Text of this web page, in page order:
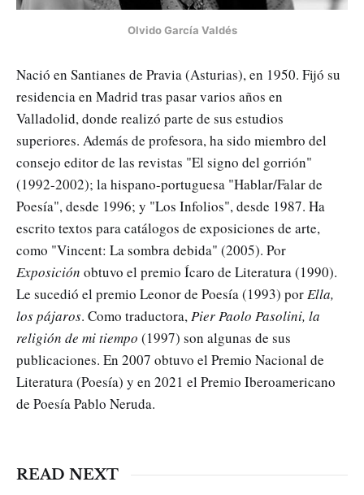
Olvido García Valdés
Nació en Santianes de Pravia (Asturias), en 1950. Fijó su
residencia en Madrid tras pasar varios años en
Valladolid, donde realizó parte de sus estudios
superiores. Además de profesora, ha sido miembro del
consejo editor de las revistas "El signo del gorrión"
(1992-2002); la hispano-portuguesa "Hablar/Falar de
Poesía", desde 1996; y "Los Infolios", desde 1987. Ha
escrito textos para catálogos de exposiciones de arte,
como "Vincent: La sombra debida" (2005). Por
Exposición obtuvo el premio Ícaro de Literatura (1990).
Le sucedió el premio Leonor de Poesía (1993) porElla,
los pájaros. Como traductora,Pier Paolo Pasolini, la
religión de mi tiempo (1997) son algunas de sus
publicaciones. En 2007 obtuvo el Premio Nacional de
Literatura (Poesía) y en 2021 el Premio Iberoamericano
de Poesía Pablo Neruda.
READ NEXT